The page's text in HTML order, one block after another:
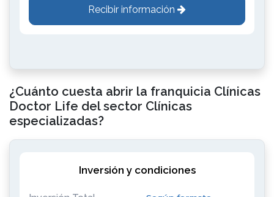
Recibir información
¿Cuánto cuesta abrir la franquicia Clínicas
Doctor Life del sector Clínicas
especializadas?
Inversión y condiciones